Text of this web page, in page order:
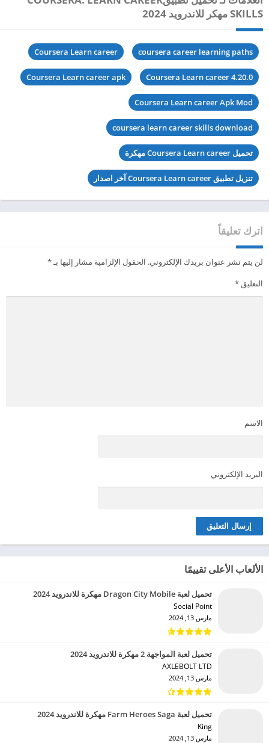
SKILLS مهكر للاندرويد 2024
coursera career learning paths
Coursera Learn career
Coursera Learn career 4.20.0
Coursera Learn career apk
Coursera Learn career Apk Mod
coursera learn career skills download
تحميل Coursera Learn career مهكرة
تنزيل تطبيق Coursera Learn career آخر اصدار
اترك تعليقاً
لن يتم نشر عنوان بريدك الإلكتروني. الحقول الإلزامية مشار إليها بـ*
التعليق*
الاسم
البريد الإلكتروني
الألعاب الأعلى تقييمًا
تحميل لعبة Dragon City Mobile مهكرة للاندرويد 2024
Social Point‏
مارس 13, 2024
تحميل لعبة المواجهة 2 مهكرة للاندرويد 2024
AXLEBOLT LTD‏
مارس 13, 2024
تحميل لعبة Farm Heroes Saga مهكرة للاندرويد 2024
King‏
مارس 13, 2024